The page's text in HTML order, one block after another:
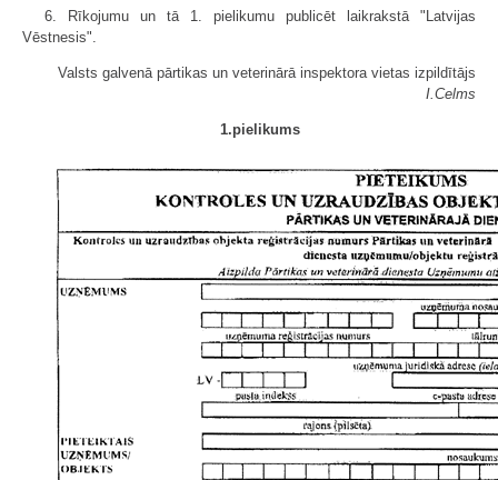
6. Rīkojumu un tā 1. pielikumu publicēt laikrakstā "Latvijas
Vēstnesis".
Valsts galvenā pārtikas un veterinārā inspektora vietas izpildītājs
I.Celms
1.pielikums